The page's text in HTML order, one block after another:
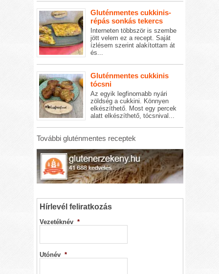
Gluténmentes cukkinis-
répás sonkás tekercs
Interneten többször is szembe
jött velem ez a recept. Saját
ízlésem szerint alakítottam át
és...
Gluténmentes cukkinis
tócsni
Az egyik legfinomabb nyári
zöldség a cukkini. Könnyen
elkészíthető. Most egy percek
alatt elkészíthető, tócsnival...
További gluténmentes receptek
Hírlevél feliratkozás
Vezetéknév *
Utónév *